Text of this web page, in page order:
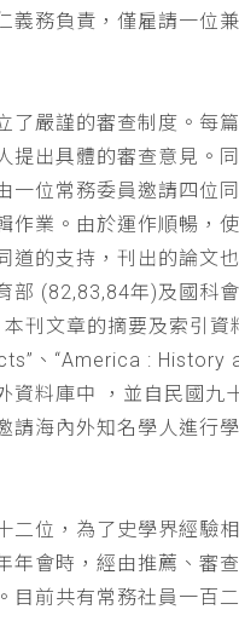
義務負責，僅雇請一位
了嚴謹的審查制度。每
提出具體的審查意見。
一位常務委員邀請四位
作業。由於運作順暢，
道的支持，刊出的論文
部 (82,83,84年)及國科
刊文章的摘要及索引資
、“America : History
資料庫中 ，並自民國九
請海內外知名學人進行
二位，為了史學界經驗
年會時，經由推薦、審
目前共有常務社員一百